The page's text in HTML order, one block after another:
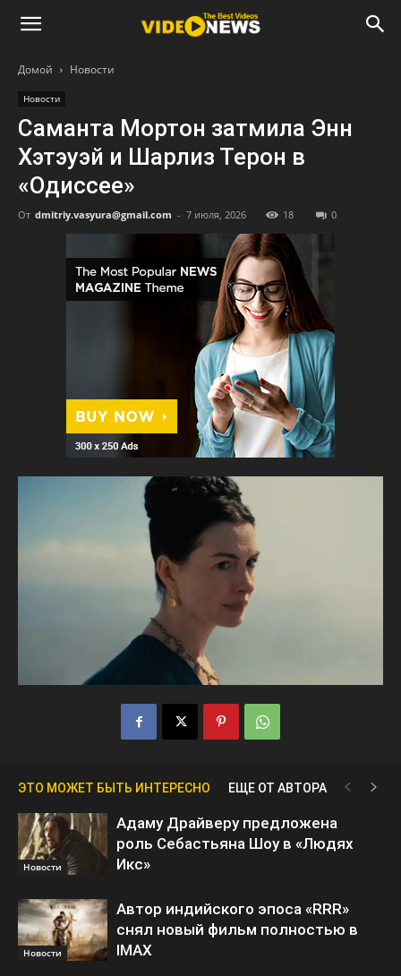
Домой Новости
Новости
Саманта Мортон затмила Энн
Хэтэуэй и Шарлиз Терон в
«Одиссее»
От dmitriy.vasyura@gmail.com - 7 июля, 2026 18 0
ЭТО МОЖЕТ БЫТЬ ИНТЕРЕСНО ЕЩЕ ОТ АВТОРА
Новости
Адаму Драйверу предложена
роль Себастьяна Шоу в «Людях
Икс»
Новости
Автор индийского эпоса «RRR»
снял новый фильм полностью в
IMAX